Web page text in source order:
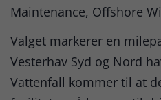
Maintenance, Offshore
Valget markerer en
Vesterhav Syd og Nord
Vattenfall kommer til at